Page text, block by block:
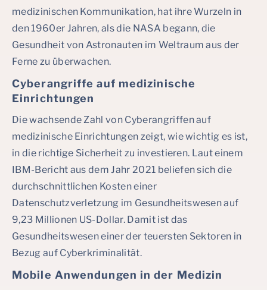
medizinischen Kommunikation, hat ihre Wurzeln in
den 1960er Jahren, als die NASA begann, die
Gesundheit von Astronauten im Weltraum aus der
Ferne zu überwachen.
Cyberangriffe auf medizinische
Einrichtungen
Die wachsende Zahl von Cyberangriffen auf
medizinische Einrichtungen zeigt, wie wichtig es ist,
in die richtige Sicherheit zu investieren. Laut einem
IBM-Bericht aus dem Jahr 2021 beliefen sich die
durchschnittlichen Kosten einer
Datenschutzverletzung im Gesundheitswesen auf
9,23 Millionen US-Dollar. Damit ist das
Gesundheitswesen einer der teuersten Sektoren in
Bezug auf Cyberkriminalität.
Mobile Anwendungen in der Medizin